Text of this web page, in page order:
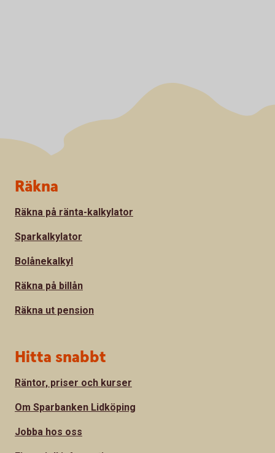
Sidfot
Räkna
Räkna på ränta-kalkylator
Sparkalkylator
Bolånekalkyl
Räkna på billån
Räkna ut pension
Hitta snabbt
Räntor, priser och kurser
Om Sparbanken Lidköping
Jobba hos oss